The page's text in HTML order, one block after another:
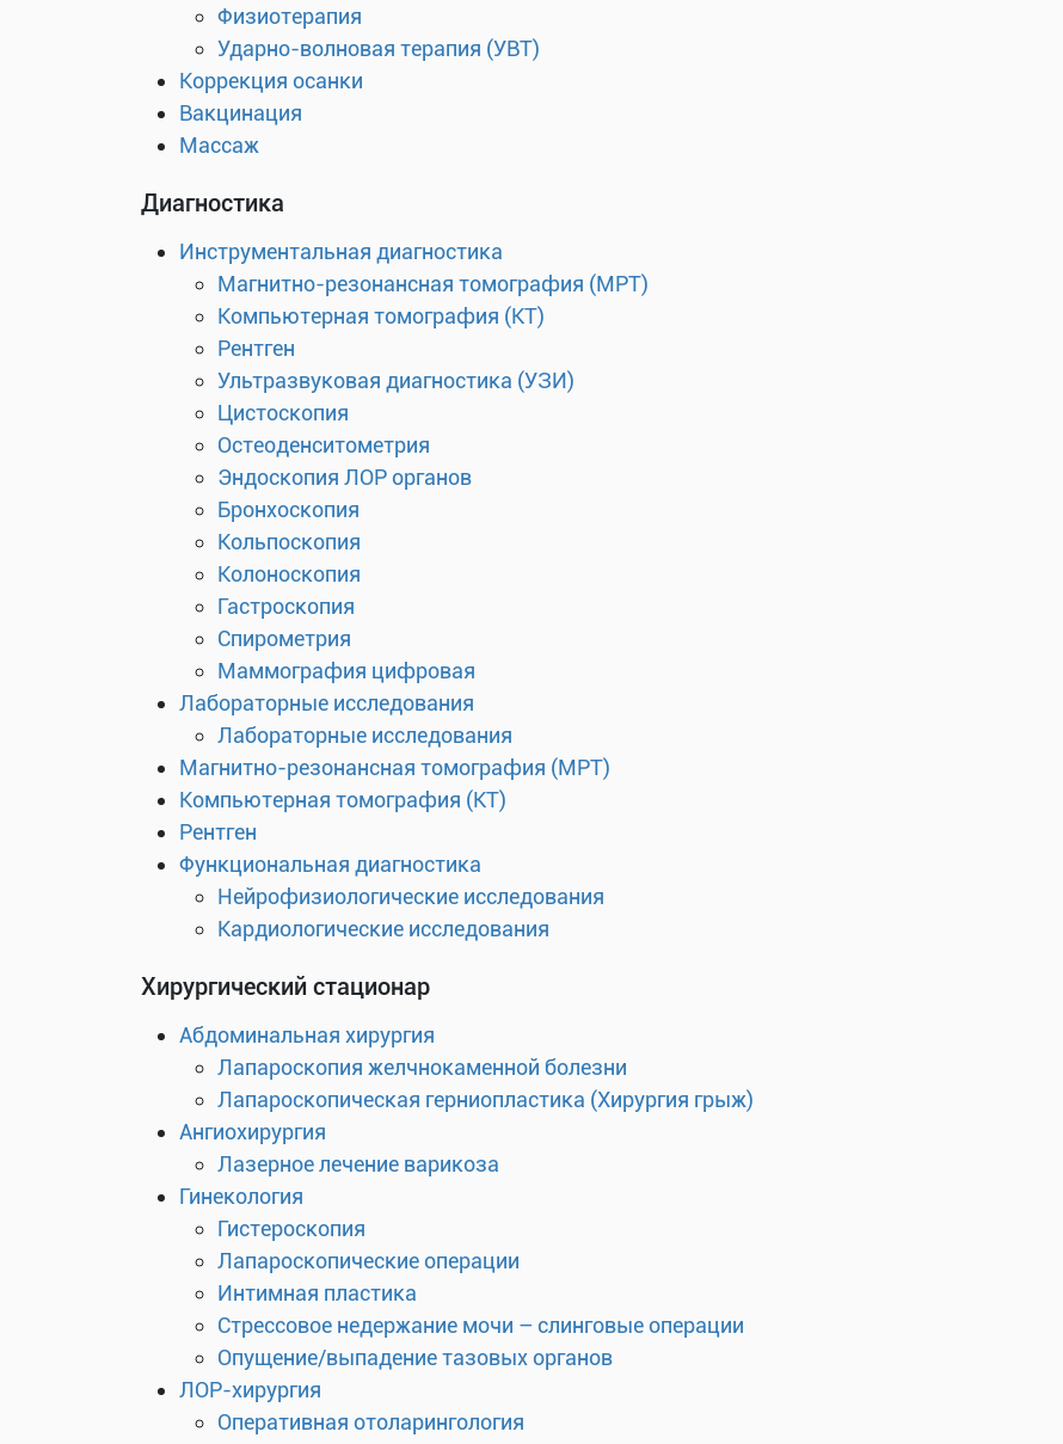
Физиотерапия
Ударно-волновая терапия (УВТ)
Коррекция осанки
Вакцинация
Массаж
Диагностика
Инструментальная диагностика
Магнитно-резонансная томография (МРТ)
Компьютерная томография (КТ)
Рентген
Ультразвуковая диагностика (УЗИ)
Цистоскопия
Остеоденситометрия
Эндоскопия ЛОР органов
Бронхоскопия
Кольпоскопия
Колоноскопия
Гастроскопия
Спирометрия
Маммография цифровая
Лабораторные исследования
Лабораторные исследования
Магнитно-резонансная томография (МРТ)
Компьютерная томография (КТ)
Рентген
Функциональная диагностика
Нейрофизиологические исследования
Кардиологические исследования
Хирургический стационар
Абдоминальная хирургия
Лапароскопия желчнокаменной болезни
Лапароскопическая герниопластика (Хирургия грыж)
Ангиохирургия
Лазерное лечение варикоза
Гинекология
Гистероскопия
Лапароскопические операции
Интимная пластика
Стрессовое недержание мочи – слинговые операции
Опущение/выпадение тазовых органов
ЛОР-хирургия
Оперативная отоларингология